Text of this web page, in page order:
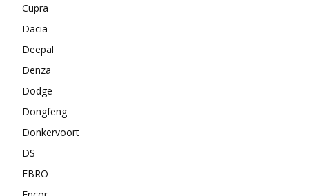
Cupra
Dacia
Deepal
Denza
Dodge
Dongfeng
Donkervoort
DS
EBRO